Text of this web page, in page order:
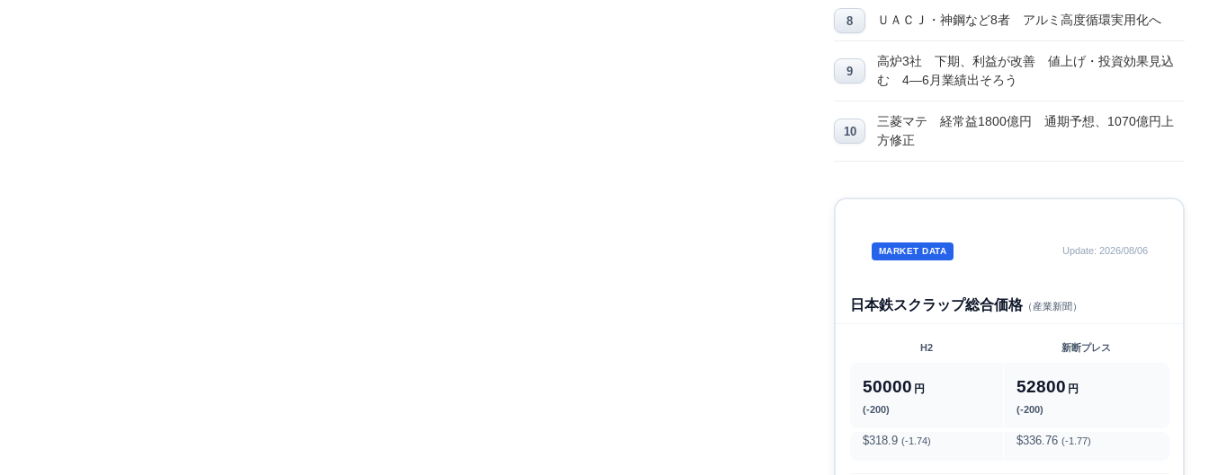
ＵＡＣＪ・神鋼など8者 アルミ高度循環実用化へ
高炉3社 下期、利益が改善 値上げ・投資効果見込
む 4―6月業績出そろう
三菱マテ 経常益1800億円 通期予想、1070億円上
方修正
MARKET DATA Update: 2026/08/06
日本鉄スクラップ総合価格（産業新聞）
H2 新断プレス
50000 円
(-200)
52800 円
(-200)
$318.9 (-1.74) $336.76 (-1.77)